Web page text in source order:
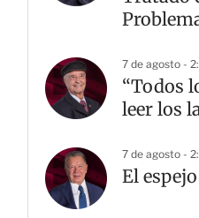
7 de agosto -
“Todos
leer los
7 de agosto -
El